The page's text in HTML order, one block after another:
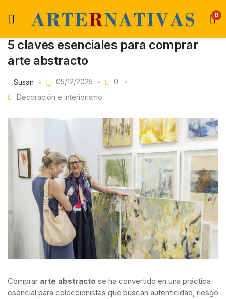
0
5 claves esenciales para comprar
arte abstracto
Susan 05/12/2025
0
Decoración e interiorismo
Comprar arte abstracto se ha convertido en una práctica
esencial para coleccionistas que buscan autenticidad, riesgo